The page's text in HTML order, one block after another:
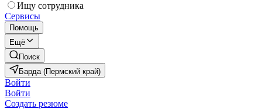
Ищу сотрудника
Сервисы
Помощь
Ещё
Поиск
Барда (Пермский край)
Войти
Войти
Создать резюме